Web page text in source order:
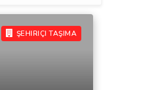
ŞEHIRIÇI TAŞIMA